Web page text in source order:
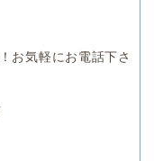
お気軽にお電話下さ